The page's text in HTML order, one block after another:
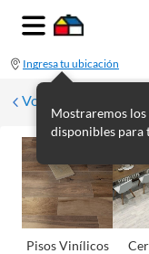
Ingresa tu ubicación
Mostraremos
disponibles para
Volver
Pisos Viní­licos